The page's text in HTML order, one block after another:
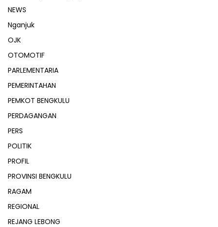
NEWS
Nganjuk
OJK
OTOMOTIF
PARLEMENTARIA
PEMERINTAHAN
PEMKOT BENGKULU
PERDAGANGAN
PERS
POLITIK
PROFIL
PROVINSI BENGKULU
RAGAM
REGIONAL
REJANG LEBONG